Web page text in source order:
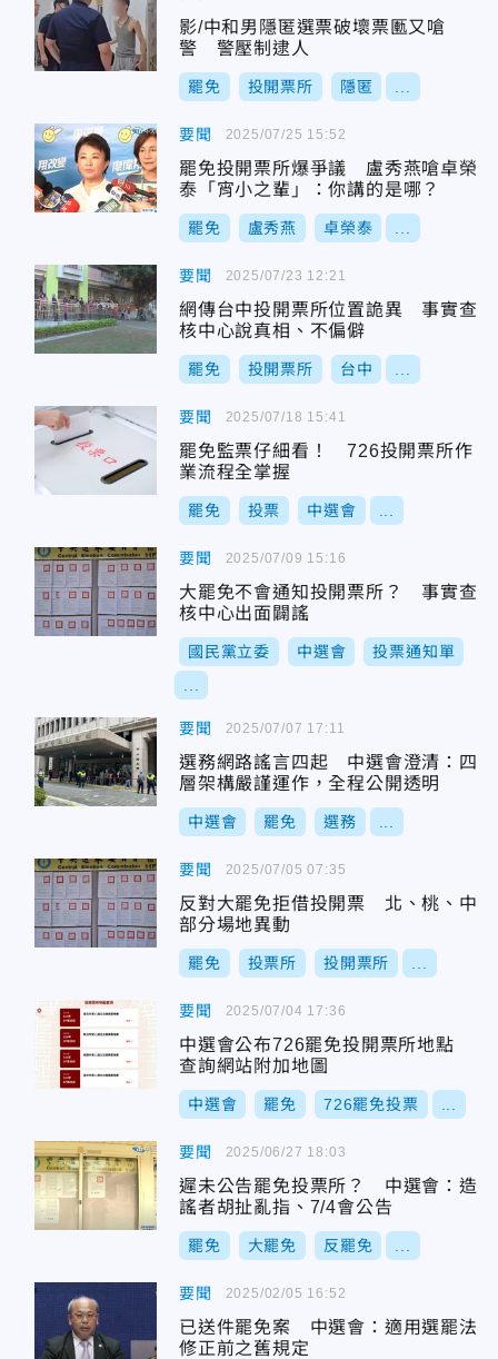
影/中和男隱匿選票破壞票匭又嗆
警 警壓制逮人
罷免 投開票所 隱匿
要聞
罷免投開票所爆爭議 盧秀燕嗆卓榮
泰「宵小之輩」：你講的是哪？
罷免 盧秀燕 卓榮泰
2025/07/25 15:52
要聞
網傳台中投開票所位置詭異 事實查
核中心說真相、不偏僻
罷免 投開票所 台中
2025/07/23 12:21
要聞
罷免監票仔細看！ 726投開票所作
業流程全掌握
罷免 投票 中選會
2025/07/18 15:41
要聞
大罷免不會通知投開票所？ 事實查
核中心出面闢謠
國民黨立委 中選會 投票通知單
2025/07/09 15:16
要聞
選務網路謠言四起 中選會澄清：四
層架構嚴謹運作，全程公開透明
中選會 罷免 選務
2025/07/07 17:11
要聞
反對大罷免拒借投開票 北、桃、中
部分場地異動
罷免 投票所 投開票所
2025/07/05 07:35
要聞
中選會公布726罷免投開票所地點
查詢網站附加地圖
中選會 罷免 726罷免投票
2025/07/04 17:36
要聞
遲未公告罷免投票所？ 中選會：造
謠者胡扯亂指、7/4會公告
罷免 大罷免 反罷免
2025/06/27 18:03
要聞
已送件罷免案 中選會：適用選罷法
修正前之舊規定
2025/02/05 16:52